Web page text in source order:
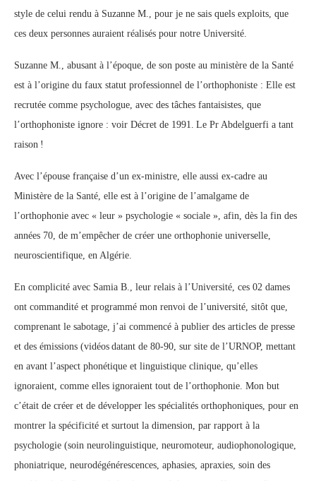
style de celui rendu à Suzanne M., pour je ne sais quels exploits, que
ces deux personnes auraient réalisés pour notre Université.
Suzanne M., abusant à l’époque, de son poste au ministère de la Santé
est à l’origine du faux statut professionnel de l’orthophoniste : Elle est
recrutée comme psychologue, avec des tâches fantaisistes, que
l’orthophoniste ignore : voir Décret de 1991. Le Pr Abdelguerfi a tant
raison !
Avec l’épouse française d’un ex-ministre, elle aussi ex-cadre au
Ministère de la Santé, elle est à l’origine de l’amalgame de
l’orthophonie avec « leur » psychologie « sociale », afin, dès la fin des
années 70, de m’empêcher de créer une orthophonie universelle,
neuroscientifique, en Algérie.
En complicité avec Samia B., leur relais à l’Université, ces 02 dames
ont commandité et programmé mon renvoi de l’université, sitôt que,
comprenant le sabotage, j’ai commencé à publier des articles de presse
et des émissions (vidéos datant de 80-90, sur site de l’URNOP, mettant
en avant l’aspect phonétique et linguistique clinique, qu’elles
ignoraient, comme elles ignoraient tout de l’orthophonie. Mon but
c’était de créer et de développer les spécialités orthophoniques, pour en
montrer la spécificité et surtout la dimension, par rapport à la
psychologie (soin neurolinguistique, neuromoteur, audiophonologique,
phoniatrique, neurodégénérescences, aphasies, apraxies, soin des